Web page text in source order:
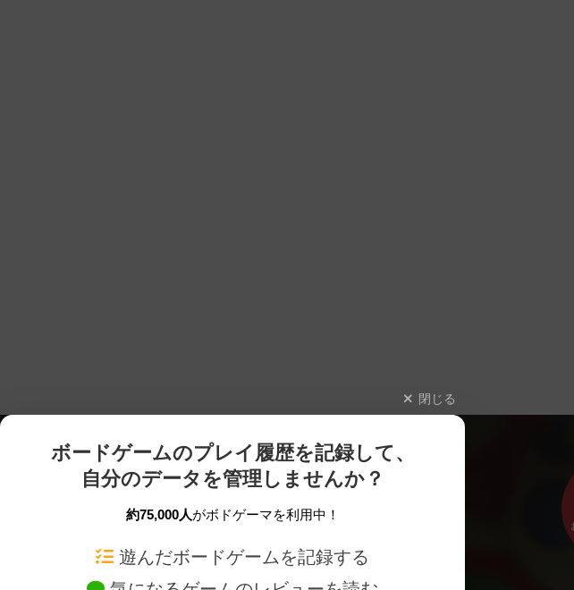
閉じる
ボードゲームのプレイ履歴を記録して、
自分のデータを管理しませんか？
約75,000人がボドゲーマを利用中！
遊んだボードゲームを記録する